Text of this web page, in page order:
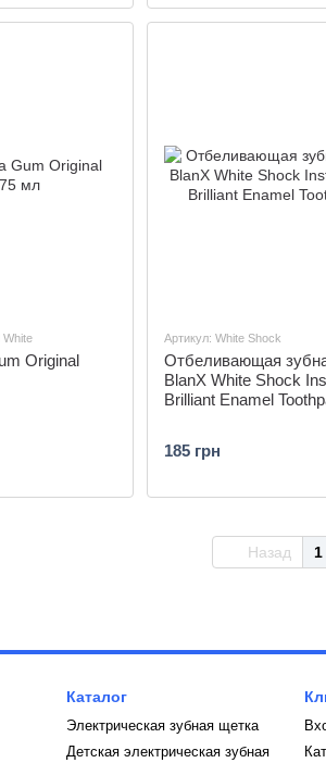
White
Original
Артикул: White Shock
Отбеливающая
BlanX White Shock
Brilliant Enamel
185 грн
Назад 1
Каталог
Электрическая зубная щетка
Детская электрическая зубная